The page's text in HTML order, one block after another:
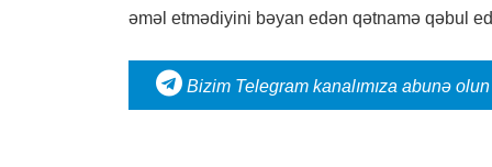
əməl etmədiyini bəyan edən qətnamə qəbul
Bizim Telegram kanalımıza abunə olun